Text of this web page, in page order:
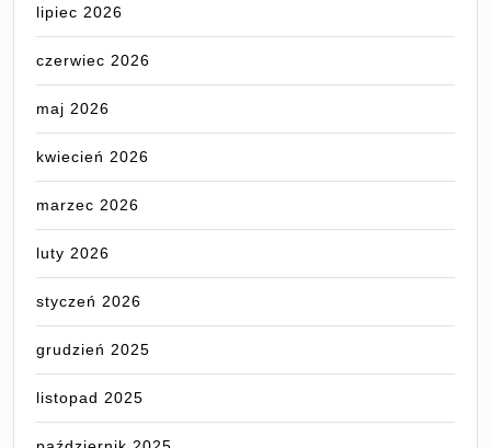
lipiec 2026
czerwiec 2026
maj 2026
kwiecień 2026
marzec 2026
luty 2026
styczeń 2026
grudzień 2025
listopad 2025